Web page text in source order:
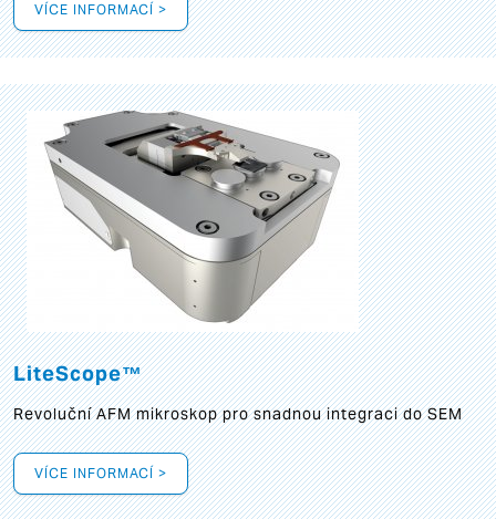
VÍCE INFORMACÍ >
LiteScope™
Revoluční AFM mikroskop pro snadnou integraci do SEM
VÍCE INFORMACÍ >